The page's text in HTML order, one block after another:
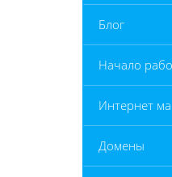
Блог
Начало
Интернет
Домены